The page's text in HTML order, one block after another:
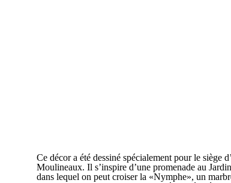
Ce décor a été dessiné spécialement pour le siège
Moulineaux. Il s’inspire d’une promenade au
dans lequel on peut croiser la «Nymphe», un